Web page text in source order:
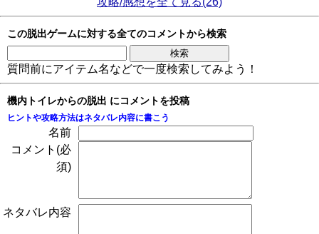
この脱出ゲームに対する全てのコメントから検索
質問前にアイテム名などで一度検索してみよう！
機内トイレからの脱出 にコメントを投稿
ヒントや攻略方法はネタバレ内容に書こう
名前
コメント(必
須)
ネタバレ内容